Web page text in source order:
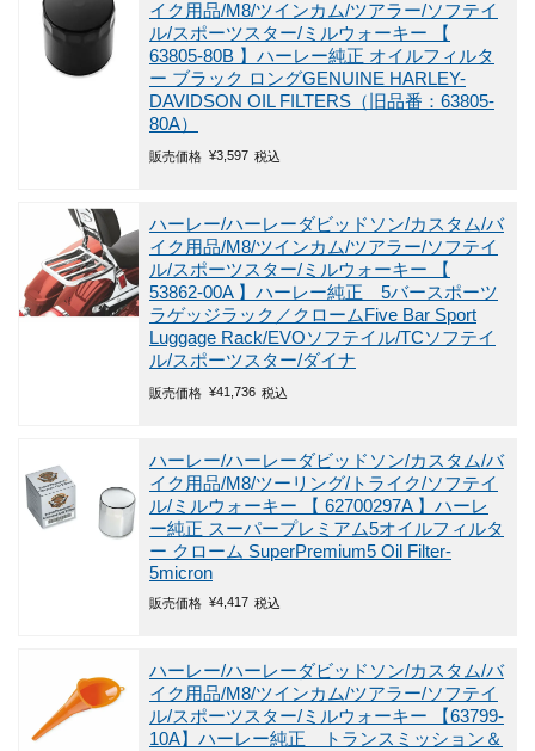
イク用品/M8/ツインカム/ツアラー/ソフテイ
ル/スポーツスター/ミルウォーキー
【
63805-80B 】ハーレー純正 オイルフィルタ
ー ブラック ロングGENUINE HARLEY-
DAVIDSON OIL FILTERS（旧品番：63805-
80A）
販売価格 ¥3,597 税込
ハーレー/ハーレーダビッドソン/カスタム/バ
イク用品/M8/ツインカム/ツアラー/ソフテイ
ル/スポーツスター/ミルウォーキー
【
53862-00A 】ハーレー純正 5バースポーツ
ラゲッジラック／クロームFive Bar Sport
Luggage Rack/EVOソフテイル/TCソフテイ
ル/スポーツスター/ダイナ
販売価格 ¥41,736 税込
ハーレー/ハーレーダビッドソン/カスタム/バ
イク用品/M8/ツーリング/トライク/ソフテイ
ル/ミルウォーキー
【 62700297A 】ハーレ
ー純正 スーパープレミアム5オイルフィルタ
ー クローム SuperPremium5 Oil Filter-
5micron
販売価格 ¥4,417 税込
ハーレー/ハーレーダビッドソン/カスタム/バ
イク用品/M8/ツインカム/ツアラー/ソフテイ
ル/スポーツスター/ミルウォーキー
【63799-
10A】ハーレー純正 トランスミッション＆